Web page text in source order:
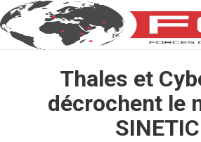
Thales et
décrochent le
SINETIC